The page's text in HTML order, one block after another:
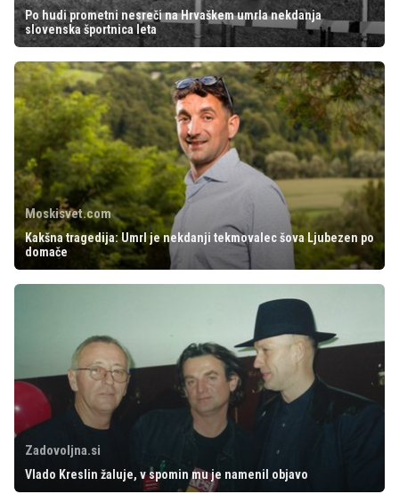
Po hudi prometni nesreči na Hrvaškem umrla nekdanja
slovenska športnica leta
Moskisvet.com
Kakšna tragedija: Umrl je nekdanji tekmovalec šova Ljubezen po
domače
Zadovoljna.si
Vlado Kreslin žaluje, v spomin mu je namenil objavo